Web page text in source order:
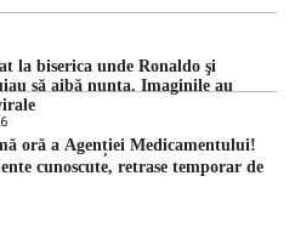
la biserica unde Ronaldo şi
să aibă nunta. Imaginile au
oră a Agenției Medicamentului!
cunoscute, retrase temporar de